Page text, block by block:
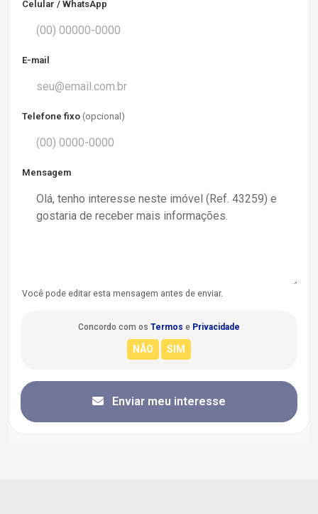
Celular / WhatsApp
E-mail
Telefone fixo (opcional)
Mensagem
Você pode editar esta mensagem antes de enviar.
Concordo com os Termos e Privacidade
Enviar meu interesse